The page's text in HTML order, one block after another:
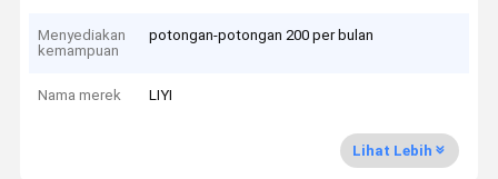
Menyediakan
kemampuan
potongan-potongan 200 per bulan
Nama merek LIYI
Lihat Lebih